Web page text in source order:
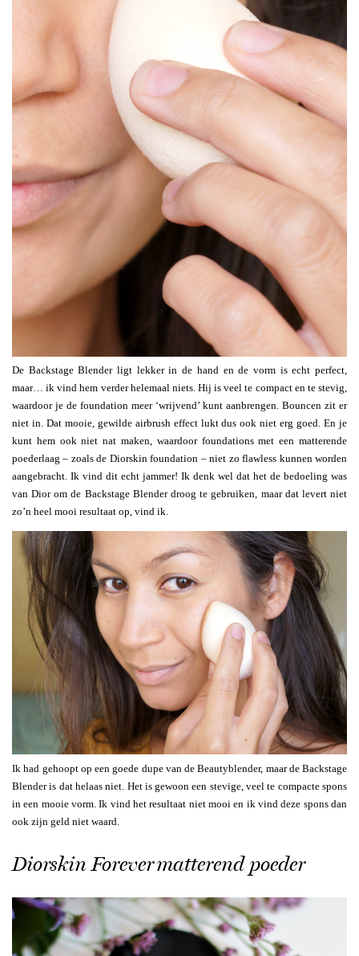
De Backstage Blender ligt lekker in de hand en de vorm is echt perfect,
maar… ik vind hem verder helemaal niets. Hij is veel te compact en te stevig,
waardoor je de foundation meer ‘wrijvend’ kunt aanbrengen. Bouncen zit er
niet in. Dat mooie, gewilde airbrush effect lukt dus ook niet erg goed. En je
kunt hem ook niet nat maken, waardoor foundations met een matterende
poederlaag – zoals de Diorskin foundation – niet zo flawless kunnen worden
aangebracht. Ik vind dit echt jammer! Ik denk wel dat het de bedoeling was
van Dior om de Backstage Blender droog te gebruiken, maar dat levert niet
zo’n heel mooi resultaat op, vind ik.
Ik had gehoopt op een goede dupe van de Beautyblender, maar de Backstage
Blender is dat helaas niet. Het is gewoon een stevige, veel te compacte spons
in een mooie vorm. Ik vind het resultaat niet mooi en ik vind deze spons dan
ook zijn geld niet waard.
Diorskin Forever matterend poeder